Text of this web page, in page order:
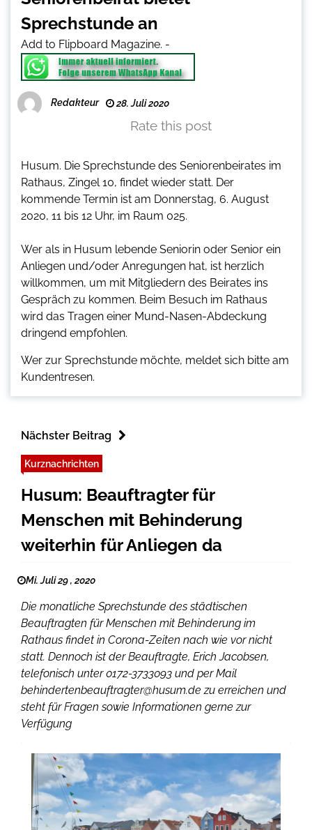
Sprechstunde an
Add to Flipboard Magazine. -
Redakteur 28. Juli 2020
Rate this post
Husum. Die Sprechstunde des Seniorenbeirates im
Rathaus, Zingel 10, findet wieder statt. Der
kommende Termin ist am Donnerstag, 6. August
2020, 11 bis 12 Uhr, im Raum 025.
Wer als in Husum lebende Seniorin oder Senior ein
Anliegen und/oder Anregungen hat, ist herzlich
willkommen, um mit Mitgliedern des Beirates ins
Gespräch zu kommen. Beim Besuch im Rathaus
wird das Tragen einer Mund-Nasen-Abdeckung
dringend empfohlen.
Wer zur Sprechstunde möchte, meldet sich bitte am
Kundentresen.
Nächster Beitrag
Kurznachrichten
Husum: Beauftragter für
Menschen mit Behinderung
weiterhin für Anliegen da
Mi. Juli 29 , 2020
Die monatliche Sprechstunde des städtischen
Beauftragten für Menschen mit Behinderung im
Rathaus findet in Corona-Zeiten nach wie vor nicht
statt. Dennoch ist der Beauftragte, Erich Jacobsen,
telefonisch unter 0172-3733093 und per Mail
behindertenbeauftragter@husum.de zu erreichen und
steht für Fragen sowie Informationen gerne zur
Verfügung